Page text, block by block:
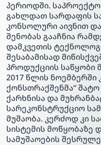
პერიოდში.
გახლდათ სარდაფის
კონსოლური აივნით
შენობას გააჩნია
დამკვეთის
შესაბამისად
პროდუქციის საწყობი
2017 წლის ნოემბერში
ქონსთრაქშენმა“ შატო
ქარხნისა და
სარეკონსტრუქციო
მუშაობა. კერძოდ კი
სისტემის
სამუშაოების